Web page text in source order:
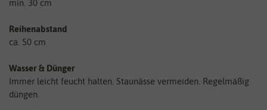
min. 30 cm
Reihenabstand
ca. 50 cm
Wasser & Dünger
Immer leicht feucht halten. Staunässe vermeiden. Regelmäßig
düngen.